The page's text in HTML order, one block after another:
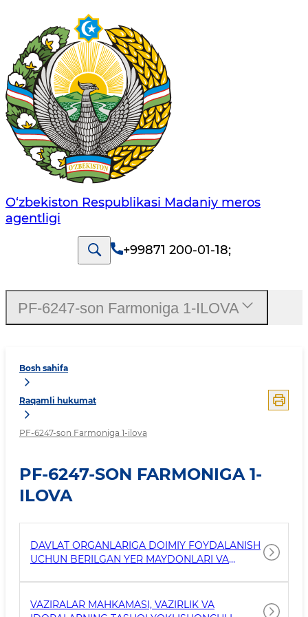
O‘zbekiston Respublikasi Madaniy meros
agentligi
+99871 200-01-18;
Bosh sahifa
Raqamli hukumat
PF-6247-son Farmoniga 1-ilova
PF-6247-SON FARMONIGA 1-
ILOVA
DAVLAT ORGANLARIGA DOIMIY FOYDALANISH
UCHUN BERILGAN YER MAYDONLARI VA
SHERIKLIK ASOSIDA OLGAN YURIDIK VA
JISMONIY SHAXSLAR TO‘G‘RISIDAGI
MAʼLUMOTLAR
VAZIRALAR MAHKAMASI, VAZIRLIK VA
PF-6247-son Farmoniga 1-ILOVA